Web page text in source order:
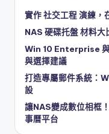
實作 社交工程 演練，
NAS 硬碟托盤 材料
Win 10 Enterprise
與選擇建議
打造專屬郵件系統：
設
讓NAS變成數位相框
事曆平台